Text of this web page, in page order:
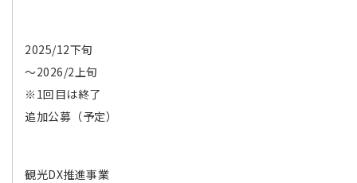
2025/12下旬
～2026/2上旬
※1回目は終了
追加公募（予定）
観光DX推進事業